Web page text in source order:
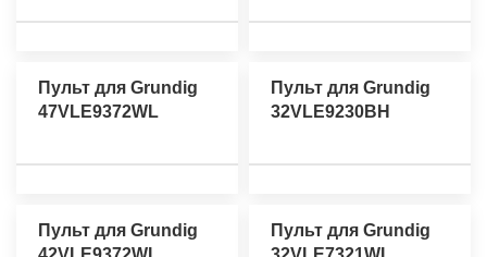
Пульт для Grundig
47VLE9372WL
Пульт для Grundig
32VLE9230BH
Пульт для Grundig
Пульт для Grundig